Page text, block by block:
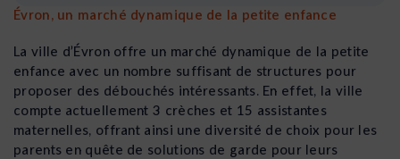
Évron, un marché dynamique de la petite enfance
La ville d’Évron offre un marché dynamique de la petite
enfance avec un nombre suffisant de structures pour
proposer des débouchés intéressants. En effet, la ville
compte actuellement 3 crèches et 15 assistantes
maternelles, offrant ainsi une diversité de choix pour les
parents en quête de solutions de garde pour leurs